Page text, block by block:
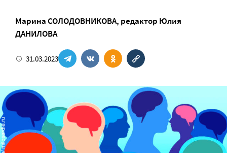
Марина СОЛОДОВНИКОВА, редактор Юлия
ДАНИЛОВА
31.03.2023